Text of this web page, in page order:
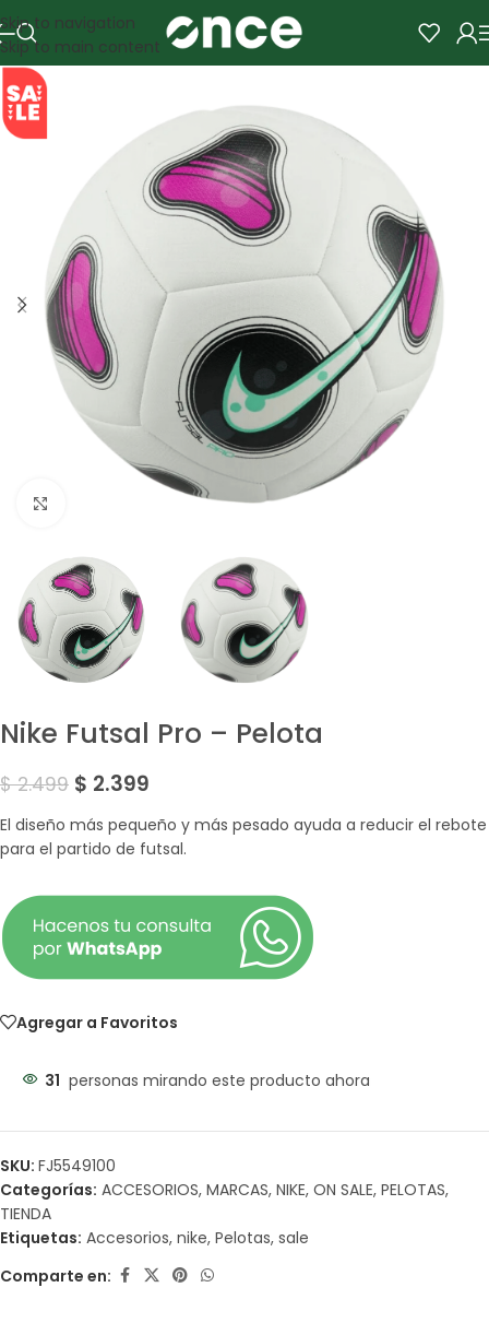
Skip to navigation
Skip to main content
SALE
Amplía la Imagen
Nike Futsal Pro – Pelota
$2.499 $ 2.399
El diseño más pequeño y más pesado ayuda a reducir el rebote
para el partido de futsal.
Agregar a Favoritos
31 personas mirando este producto ahora
SKU: FJ5549100
Categorías: ACCESORIOS, MARCAS, NIKE, ON SALE, PELOTAS,
TIENDA
Etiquetas: Accesorios, nike, Pelotas, sale
Comparte en: